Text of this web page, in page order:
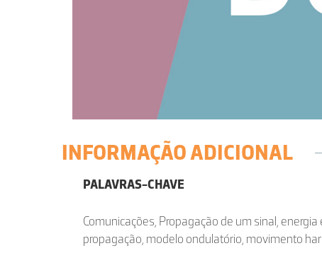
INFORMAÇÃO ADICIONAL
PALAVRAS-CHAVE
Comunicações, Propagação de um sinal,
propagação, modelo ondulatório, movimento